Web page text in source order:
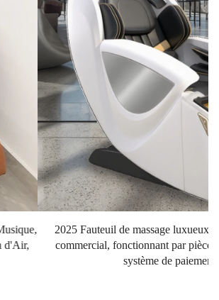
massage luxueux zéro gravité pour centre
par pièce ou carte bancaire, avec